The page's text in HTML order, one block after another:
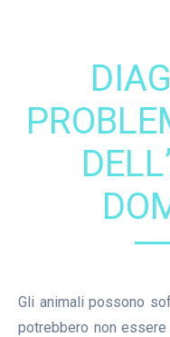
Gli animali possono
potrebbero non